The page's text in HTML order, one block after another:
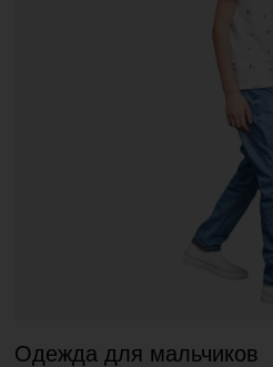
Одежда для мальчиков